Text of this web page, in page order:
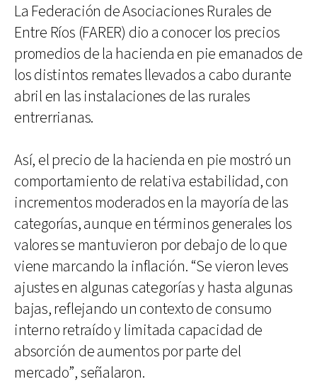
La Federación de Asociaciones Rurales de
Entre Ríos (FARER) dio a conocer los precios
promedios de la hacienda en pie emanados de
los distintos remates llevados a cabo durante
abril en las instalaciones de las rurales
entrerrianas.
Así, el precio de la hacienda en pie mostró un
comportamiento de relativa estabilidad, con
incrementos moderados en la mayoría de las
categorías, aunque en términos generales los
valores se mantuvieron por debajo de lo que
viene marcando la inflación.​ “Se vieron leves
ajustes en algunas categorías y hasta algunas
bajas, reflejando un contexto de consumo
interno retraído y limitada capacidad de
absorción de aumentos por parte del
mercado”, señalaron.